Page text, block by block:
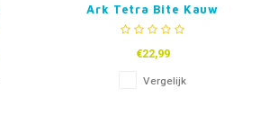
Ark Tetra Bite Kauw
Fidget
€22,99
Vergelijk